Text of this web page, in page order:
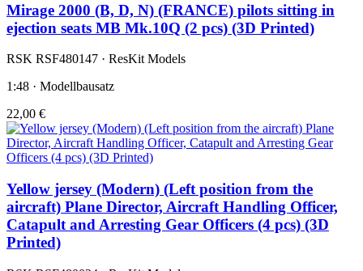
Mirage 2000 (B, D, N) (FRANCE) pilots sitting in
ejection seats MB Mk.10Q (2 pcs) (3D Printed)
RSK RSF480147 · ResKit Models
1:48 · Modellbausatz
22,00 €
Yellow jersey (Modern) (Left position from the
aircraft) Plane Director, Aircraft Handling Officer,
Catapult and Arresting Gear Officers (4 pcs) (3D
Printed)